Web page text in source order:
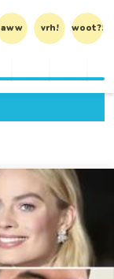
aww vrh! woot?!